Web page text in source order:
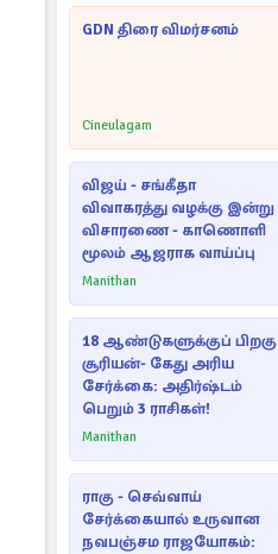
GDN திரை விமர்சனம்
Cineulagam
விஜய் - சங்கீதா
விவாகரத்து வழக்கு இன்று
விசாரணை - காணொளி
மூலம் ஆஜராக வாய்ப்பு
Manithan
18 ஆண்டுகளுக்குப் பிறகு
சூரியன்- கேது அரிய
சேர்க்கை: அதிர்ஷ்டம்
பெறும் 3 ராசிகள்!
Manithan
ராகு - செவ்வாய்
சேர்க்கையால் உருவான
நவபஞ்சம ராஜயோகம்: